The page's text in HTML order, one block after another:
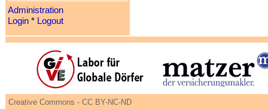
Administration
Login* Logout
Creative Commons - CC BY-NC-ND